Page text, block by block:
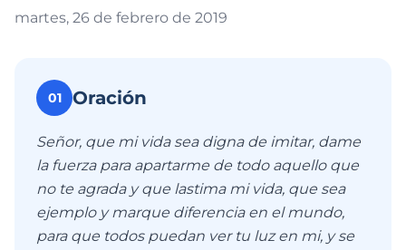
martes, 26 de febrero de 2019
01 Oración
Señor, que mi vida sea digna de imitar, dame
la fuerza para apartarme de todo aquello que
no te agrada y que lastima mi vida, que sea
ejemplo y marque diferencia en el mundo,
para que todos puedan ver tu luz en mi, y se